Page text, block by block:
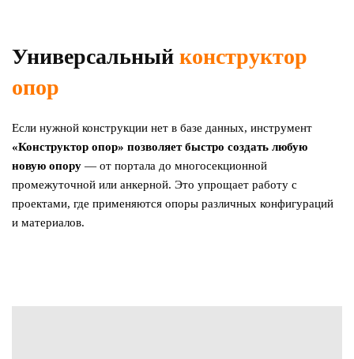
Универсальный конструктор
опор
Если нужной конструкции нет в базе данных, инструмент
«Конструктор опор» позволяет быстро создать любую
новую опору — от портала до многосекционной
промежуточной или анкерной. Это упрощает работу с
проектами, где применяются опоры различных конфигураций
и материалов.